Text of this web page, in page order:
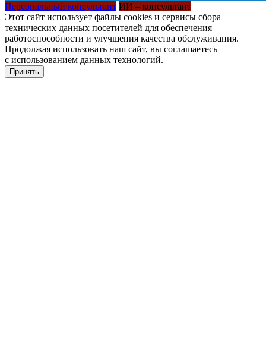
Персональный консультант ИИ – консультант
Этот сайт использует файлы cookies и сервисы сбора
технических данных посетителей для обеспечения
работоспособности и улучшения качества обслуживания.
Продолжая использовать наш сайт, вы соглашаетесь
с использованием данных технологий.
Принять